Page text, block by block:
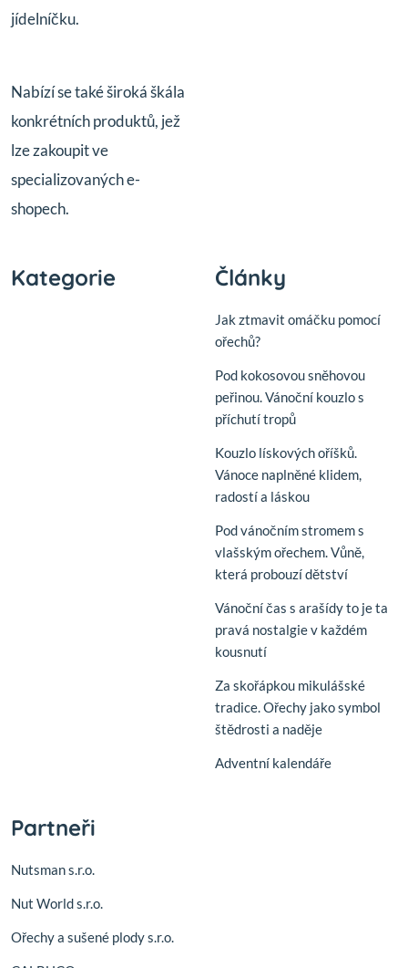
jídelníčku.
Nabízí se také široká škála
konkrétních produktů, jež
lze zakoupit ve
specializovaných e-
shopech.
Kategorie Články
Jak ztmavit omáčku pomocí
ořechů?
Pod kokosovou sněhovou
peřinou. Vánoční kouzlo s
příchutí tropů
Kouzlo lískových oříšků.
Vánoce naplněné klidem,
radostí a láskou
Pod vánočním stromem s
vlašským ořechem. Vůně,
která probouzí dětství
Vánoční čas s arašídy to je ta
pravá nostalgie v každém
kousnutí
Za skořápkou mikulášské
tradice. Ořechy jako symbol
štědrosti a naděje
Adventní kalendáře
Partneři
Nutsman s.r.o.
Nut World s.r.o.
Ořechy a sušené plody s.r.o.